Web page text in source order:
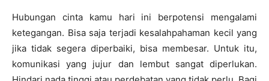
Hubungan cinta kamu hari ini berpotensi mengalami
ketegangan. Bisa saja terjadi kesalahpahaman kecil yang
jika tidak segera diperbaiki, bisa membesar. Untuk itu,
komunikasi yang jujur dan lembut sangat diperlukan.